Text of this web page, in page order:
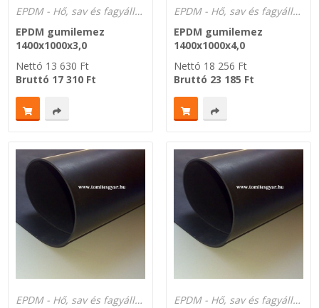
EPDM - Hő, sav és fagyálló -40°C-tól +120°C-ig.
EPDM gumilemez
1400x1000x3,0
Nettó 13 630 Ft
Bruttó 17 310 Ft
EPDM - Hő, sav és fagyálló -40°C-tól +120°C-ig.
EPDM gumilemez
1400x1000x4,0
Nettó 18 256 Ft
Bruttó 23 185 Ft
EPDM - Hő, sav és fagyálló -40°C-tól +120°C-ig.
EPDM - Hő, sav és fagyálló -40°C-tól +120°C-ig.